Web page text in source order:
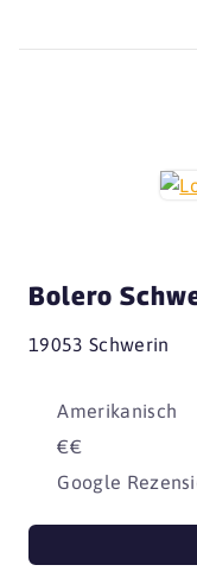
Bolero
19053 Schwerin
Amerikanisch
€€
Google